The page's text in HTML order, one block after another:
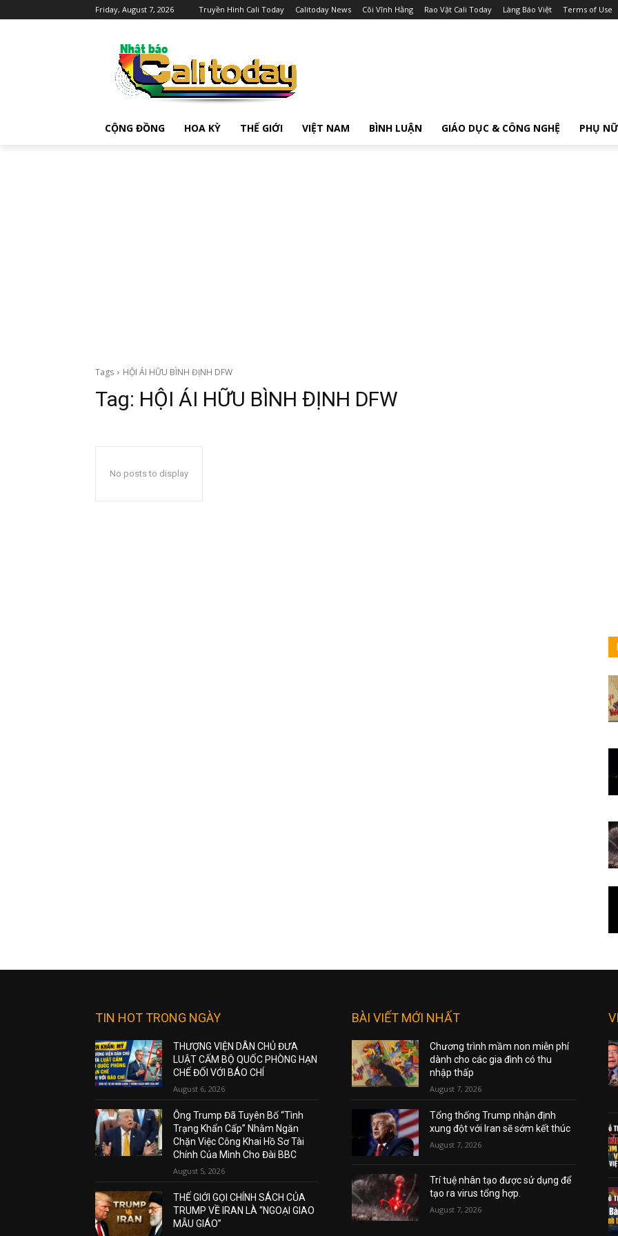
Friday, August 7, 2026 Truyền Hình Cali Today Calitoday News Cõi Vĩnh Hằng Rao Vặt Cali Today Làng Báo Việt Terms of Use
CỘNG ĐỒNG HOA KỲ THẾ GIỚI VIỆT NAM BÌNH LUẬN GIÁO DỤC & CÔNG NGHỆ PHỤ NỮ
Tags HỘI ÁI HỮU BÌNH ĐỊNH DFW
Tag: HỘI ÁI HỮU BÌNH ĐỊNH DFW
No posts to display
TIN HOT TRONG NGÀY
THƯỢNG VIỆN DÂN CHỦ ĐƯA
LUẬT CẤM BỘ QUỐC PHÒNG HẠN
CHẾ ĐỐI VỚI BÁO CHÍ
August 6, 2026
Ông Trump Đã Tuyên Bố “Tình
Trạng Khẩn Cấp” Nhằm Ngăn
Chặn Việc Công Khai Hồ Sơ Tài
Chính Của Mình Cho Đài BBC
August 5, 2026
THẾ GIỚI GỌI CHÍNH SÁCH CỦA
TRUMP VỀ IRAN LÀ “NGOẠI GIAO
MẪU GIÁO”
BÀI VIẾT MỚI NHẤT
Chương trình mầm non miễn phí
dành cho các gia đình có thu
nhập thấp
August 7, 2026
Tổng thống Trump nhận định
xung đột với Iran sẽ sớm kết thúc
August 7, 2026
Trí tuệ nhân tạo được sử dụng để
tạo ra virus tổng hợp.
August 7, 2026